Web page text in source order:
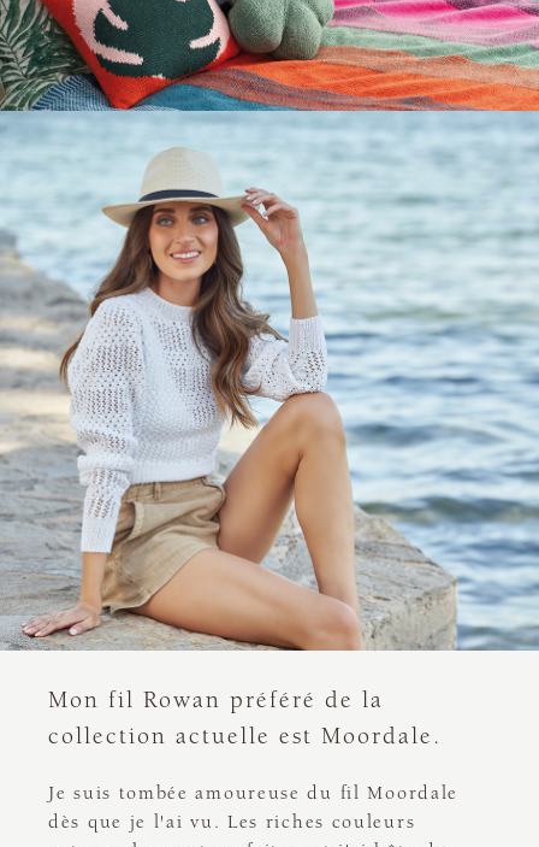
Mon fil Rowan préféré de la
collection actuelle est Moordale.
Je suis tombée amoureuse du fil Moordale
dès que je l'ai vu. Les riches couleurs